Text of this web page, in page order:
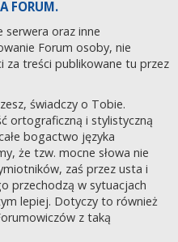
FORUM.
serwera oraz inne
Forum osoby, nie
za treści publikowane tu przez
świadczy o Tobie.
ortograficzną i stylistyczną
bogactwo języka
że tzw. mocne słowa nie
zaś przez usta i
przechodzą w sytuacjach
lepiej. Dotyczy to również
z taką